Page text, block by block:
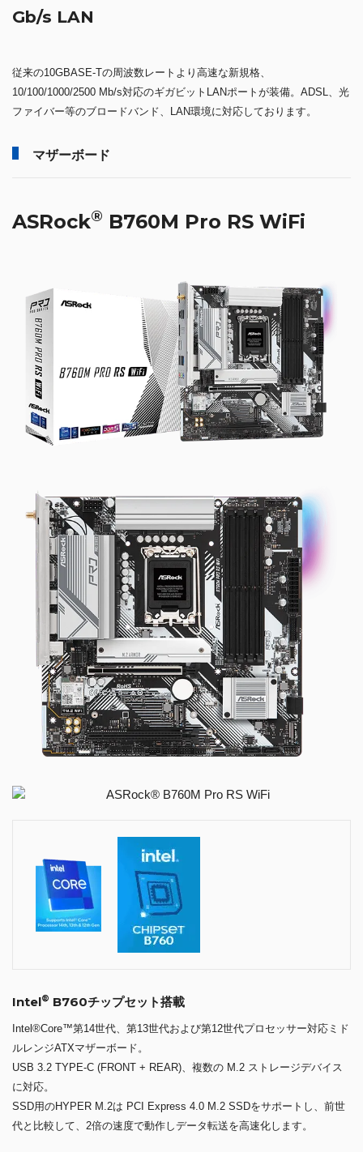
Gb/s LAN
従来の10GBASE-Tの周波数レートより高速な新規格、
10/100/1000/2500 Mb/s対応のギガビットLANポートが装備。ADSL、光
ファイバー等のブロードバンド、LAN環境に対応しております。
マザーボード
ASRock® B760M Pro RS WiFi
Intel® B760チップセット搭載
Intel®Core™第14世代、第13世代および第12世代プロセッサー対応ミド
ルレンジATXマザーボード。
USB 3.2 TYPE-C (FRONT + REAR)、複数の M.2 ストレージデバイス
に対応。
SSD用のHYPER M.2は PCI Express 4.0 M.2 SSDをサポートし、前世
代と比較して、2倍の速度で動作しデータ転送を高速化します。